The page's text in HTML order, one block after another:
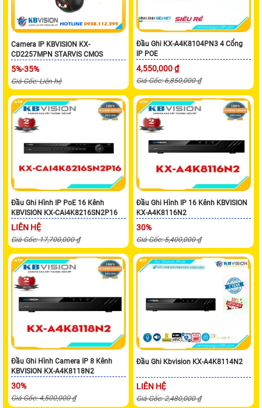
Camera IP KBVISION KX-
CD2257MPN STARVIS CMOS
5%-35%
Giá Gốc: Liên hệ
Đầu Ghi KX-A4K8104PN3 4 Cổng
IP POE
4,550,000 ₫
Giá Gốc: 6,850,000 ₫
Đầu Ghi Hình IP PoE 16 Kênh
KBVISION KX-CAi4K8216SN2P16
LIÊN HỆ
Giá Gốc: 17,700,000 ₫
Đầu Ghi Hình IP 16 Kênh KBVISION
KX-A4K8116N2
30%
Giá Gốc: 5,400,000 ₫
Đầu Ghi Hình Camera IP 8 Kênh
KBVISION KX-A4K8118N2
30%
Giá Gốc: 4,500,000 ₫
Đầu Ghi Kbvision KX-A4K8114N2
LIÊN HỆ
Giá Gốc: 2,480,000 ₫